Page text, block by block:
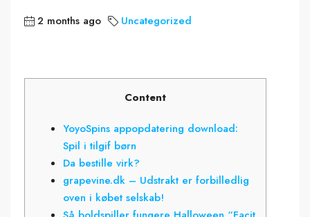
2 months ago Uncategorized
Content
YoyoSpins appopdatering download:
Spil i tilgif børn
Da bestille virk?
grapevine.dk – Udstrakt er forbilledlig
oven i købet selskab!